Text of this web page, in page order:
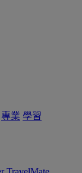
專業 學習